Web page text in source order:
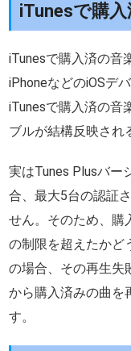
iTunesで購
iTunesで購入済の音
iPhoneなどのiOSデ
iTunesで購入済の音
ブルが結構反映され
実はTunes Plusバー
合、最大5台の認証
せん。そのため、購
の制限を超えたかど
の場合、その再生失
から購入済みの曲を
す。